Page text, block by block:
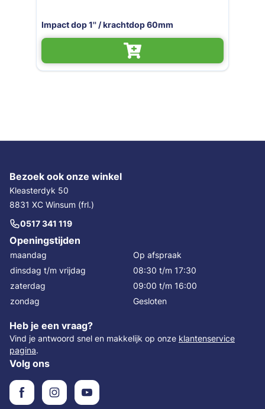
krachtdop 60mm
Bezoek ook onze winkel
Kleasterdyk 50
8831 XC Winsum (frl.)
0517 341 119
Openingstijden
maandag
Op afspraak
dinsdag t/m vrijdag
08:30 t/m 17:30
zaterdag
09:00 t/m 16:00
zondag
Gesloten
Heb je een vraag?
Vind je antwoord snel en makkelijk op onze klantenservice
pagina.
Volg ons